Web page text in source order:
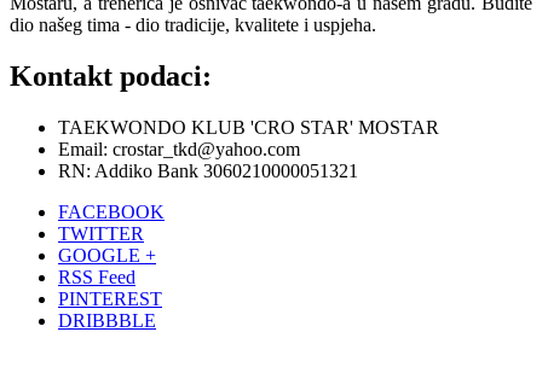
dio našeg tima - dio tradicije, kvalitete i uspjeha.
Kontakt podaci:
TAEKWONDO KLUB 'CRO STAR' MOSTAR
Email: crostar_tkd@yahoo.com
RN: Addiko Bank 3060210000051321
FACEBOOK
TWITTER
GOOGLE +
RSS Feed
PINTEREST
DRIBBBLE